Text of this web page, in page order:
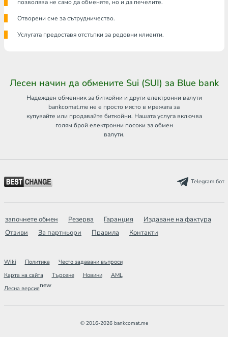
позволява не само да обменяте, но и да печелите.
Отворени сме за сътрудничество.
Услугата предоставя отстъпки за редовни клиенти.
Лесен начин да обмените Sui (SUI) за Blue bank
Надежден обменник за биткойни и други електронни валути
bankcomat.me не е просто място в мрежата за
купувайте или продавайте биткойни. Нашата услуга включва
голям брой електронни посоки за обмен
валути.
Telegram бот
започнете обмен Резерва Гаранция
Издаване на фактура
Отзиви
За партньори Правила Контакти
Wiki Политика
Често задавани въпроси
Карта на сайта
Търсене Новини
AML
Лесна версияnew
© 2016-2026 bankcomat.me